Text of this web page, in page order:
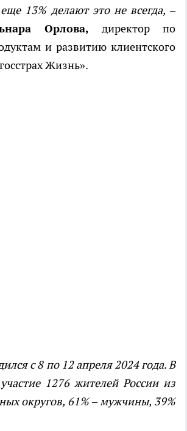
13% делают это не всегда, –
Орлова, директор по
и развитию клиентского
Жизнь».
с 8 по 12 апреля 2024 года. В
1276 жителей России из
округов, 61% – мужчины, 39%